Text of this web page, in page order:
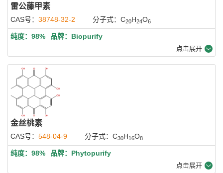
雷公藤甲素
CAS号： 38748-32-2 分子式：C20H24O6
纯度：98% 品牌：Biopurify
点击展开
金丝桃素
CAS号： 548-04-9 分子式：C30H16O8
纯度：98% 品牌：Phytopurify
点击展开